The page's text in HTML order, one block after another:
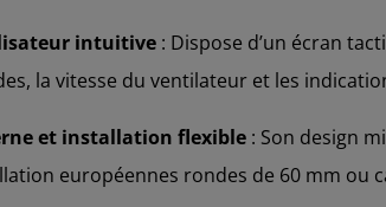
intuitive : Dispose d’un écran
la vitesse du ventilateur et les
et installation flexible : Son design
européennes rondes de 60 mm ou